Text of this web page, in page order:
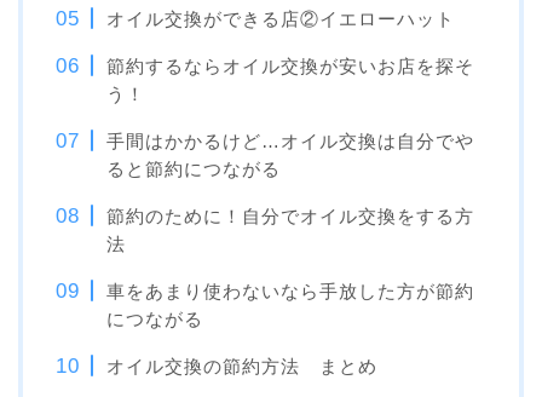
オイル交換ができる店②イエローハット
節約するならオイル交換が安いお店を探そ
う！
手間はかかるけど…オイル交換は自分でや
ると節約につながる
節約のために！自分でオイル交換をする方
法
車をあまり使わないなら手放した方が節約
につながる
オイル交換の節約方法 まとめ